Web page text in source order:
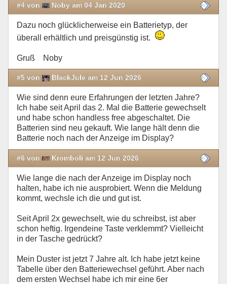
#4 von Noby am 04 Jan 2020
Dazu noch glücklicherweise ein Batterietyp, der
überall erhältlich und preisgünstig ist.
Gruß Noby
#5 von BlackJule am 12 Jun 2026
Wie sind denn eure Erfahrungen der letzten Jahre?
Ich habe seit April das 2. Mal die Batterie gewechselt
und habe schon handless free abgeschaltet. Die
Batterien sind neu gekauft. Wie lange hält denn die
Batterie noch nach der Anzeige im Display?
#6 von Kromboli am 12 Jun 2026
Wie lange die nach der Anzeige im Display noch
halten, habe ich nie ausprobiert. Wenn die Meldung
kommt, wechsle ich die und gut ist.
Seit April 2x gewechselt, wie du schreibst, ist aber
schon heftig. Irgendeine Taste verklemmt? Vielleicht
in der Tasche gedrückt?
Mein Duster ist jetzt 7 Jahre alt. Ich habe jetzt keine
Tabelle über den Batteriewechsel geführt. Aber nach
dem ersten Wechsel habe ich mir eine 6er